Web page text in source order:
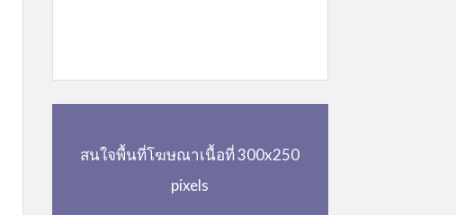
สนใจพื้นที่โฆษณาเนื้อที่ 300x250
pixels